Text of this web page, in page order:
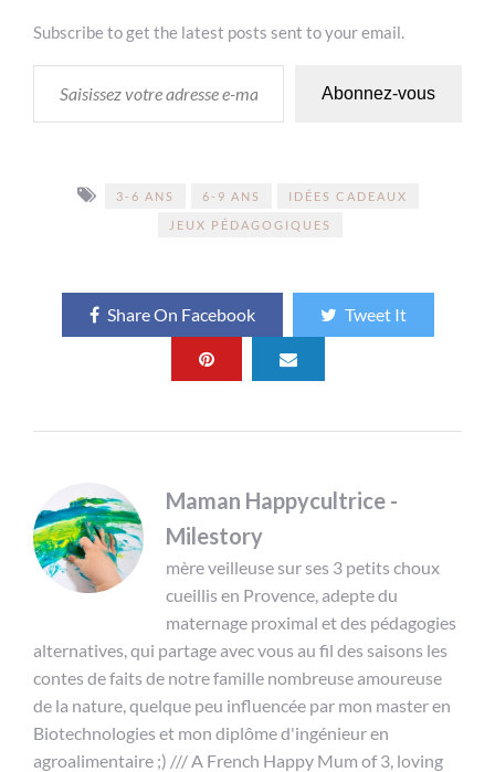
Subscribe to get the latest posts sent to your email.
SAISISSEZ VOTRE ADRESSE E-MAIL…
Abonnez-vous
3-6 ANS 6-9 ANS
IDÉES CADEAUX
JEUX PÉDAGOGIQUES
Share On Facebook Tweet It
Maman Happycultrice -
Milestory
mère veilleuse sur ses 3 petits choux
cueillis en Provence, adepte du
maternage proximal et des pédagogies
alternatives, qui partage avec vous au fil des saisons les
contes de faits de notre famille nombreuse amoureuse
de la nature, quelque peu influencée par mon master en
Biotechnologies et mon diplôme d'ingénieur en
agroalimentaire ;) /// A French Happy Mum of 3, loving